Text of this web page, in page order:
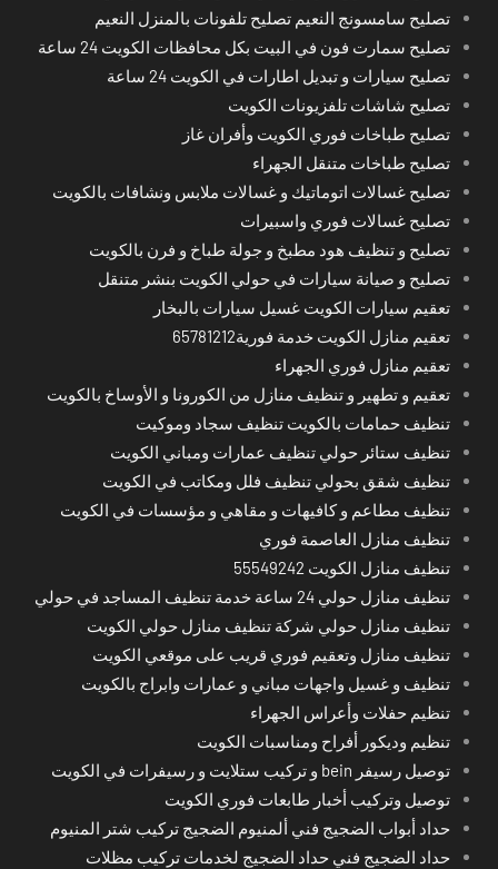
تصليح سامسونج النعيم تصليح تلفونات بالمنزل النعيم
تصليح سمارت فون في البيت بكل محافظات الكويت 24 ساعة
تصليح سيارات و تبديل اطارات في الكويت 24 ساعة
تصليح شاشات تلفزيونات الكويت
تصليح طباخات فوري الكويت وأفران غاز
تصليح طباخات متنقل الجهراء
تصليح غسالات اتوماتيك و غسالات ملابس ونشافات بالكويت
تصليح غسالات فوري واسبيرات
تصليح و تنظيف هود مطبخ و جولة طباخ و فرن بالكويت
تصليح و صيانة سيارات في حولي الكويت بنشر متنقل
تعقيم سيارات الكويت غسيل سيارات بالبخار
تعقيم منازل الكويت خدمة فورية65781212
تعقيم منازل فوري الجهراء
تعقيم و تطهير و تنظيف منازل من الكورونا و الأوساخ بالكويت
تنظيف حمامات بالكويت تنظيف سجاد وموكيت
تنظيف ستائر حولي تنظيف عمارات ومباني الكويت
تنظيف شقق بحولي تنظيف فلل ومكاتب في الكويت
تنظيف مطاعم و كافيهات و مقاهي و مؤسسات في الكويت
تنظيف منازل العاصمة فوري
تنظيف منازل الكويت 55549242
تنظيف منازل حولي 24 ساعة خدمة تنظيف المساجد في حولي
تنظيف منازل حولي شركة تنظيف منازل حولي الكويت
تنظيف منازل وتعقيم فوري قريب على موقعي الكويت
تنظيف و غسيل واجهات مباني و عمارات وابراج بالكويت
تنظيم حفلات وأعراس الجهراء
تنظيم وديكور أفراح ومناسبات الكويت
توصيل رسيفر bein و تركيب ستلايت و رسيفرات في الكويت
توصيل وتركيب أخبار طابعات فوري الكويت
حداد أبواب الضجيج فني ألمنيوم الضجيج تركيب شتر المنيوم
حداد الضجيج فني حداد الضجيج لخدمات تركيب مظلات